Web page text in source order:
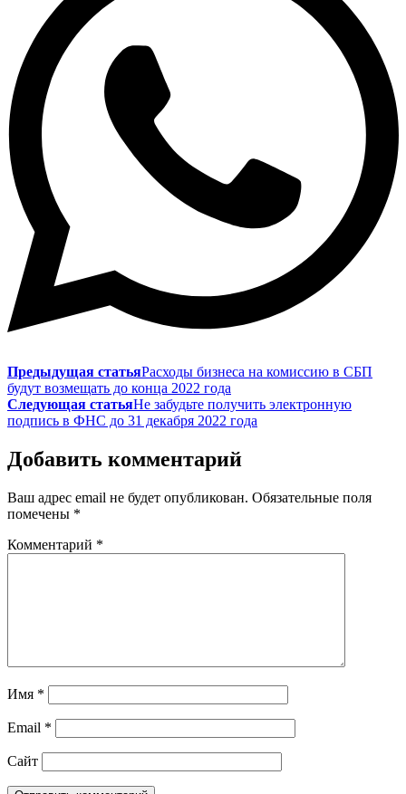
Предыдущая статьяРасходы бизнеса на комиссию в СБП
будут возмещать до конца 2022 года
Следующая статьяНе забудьте получить электронную
подпись в ФНС до 31 декабря 2022 года
Добавить комментарий
Ваш адрес email не будет опубликован. Обязательные поля
помечены *
Комментарий *
Имя *
Email *
Сайт